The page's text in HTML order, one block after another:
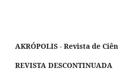
AKRÓPOLIS - Revista de
REVISTA DESCONTINUADA